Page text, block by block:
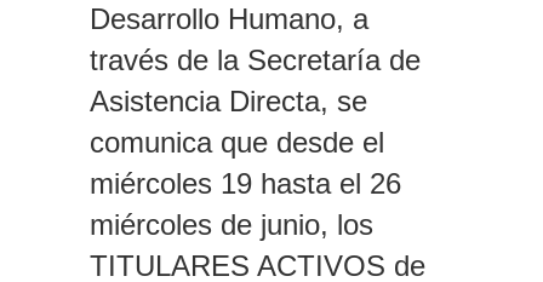
Desarrollo Humano, a
través de la Secretaría de
Asistencia Directa, se
comunica que desde el
miércoles 19 hasta el 26
miércoles de junio, los
TITULARES ACTIVOS de